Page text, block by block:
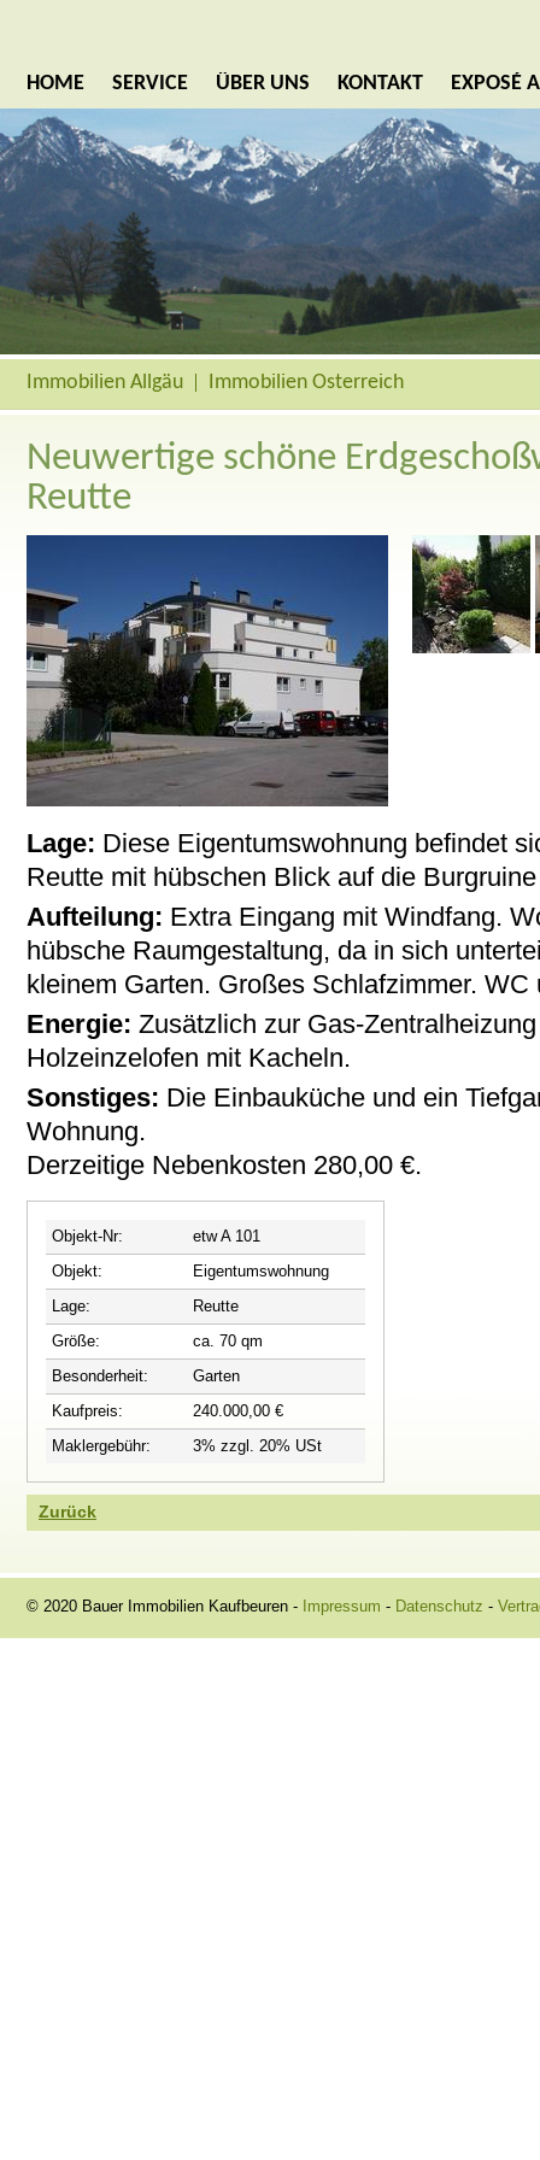
HOME SERVICE ÜBER UNS KONTAKT EXPOSÉ
Immobilien Allgäu Immobilien Österreich
Neuwertige schöne
Reutte
Lage: Diese Eigentumswohnung befindet
Reutte mit hübschen Blick auf die
Aufteilung: Extra Eingang mit Windfang.
hübsche Raumgestaltung, da in sich
kleinem Garten. Großes Schlafzimmer.
Energie: Zusätzlich zur Gas-
Holzeinzelofen mit Kacheln.
Sonstiges: Die Einbauküche und ein
Wohnung.
Derzeitige Nebenkosten 280,00 €.
Objekt-Nr:
etw A 101
Objekt:
Eigentumswohnung
Lage:
Reutte
Größe:
ca. 70 qm
Besonderheit:
Garten
Kaufpreis:
240.000,00 €
Maklergebühr:
3% zzgl. 20% USt
Zurück
© 2020 Bauer Immobilien Kaufbeuren - Impressum - Datenschutz -